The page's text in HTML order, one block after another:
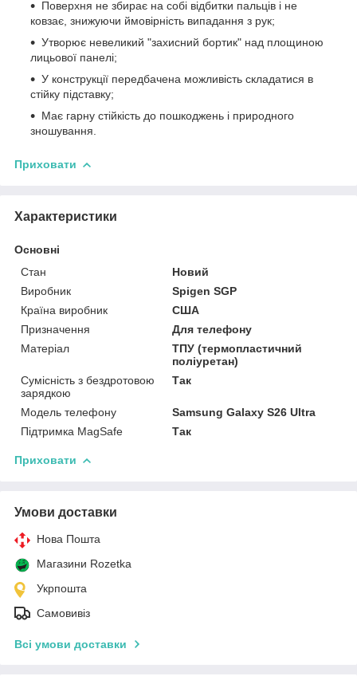
Поверхня не збирає на собі відбитки пальців і не
ковзає, знижуючи ймовірність випадання з рук;
Утворює невеликий "захисний бортик" над площиною
лицьової панелі;
У конструкції передбачена можливість складатися в
стійку підставку;
Має гарну стійкість до пошкоджень і природного
зношування.
Приховати
Характеристики
Основні
Стан
Новий
Виробник
Spigen SGP
Країна виробник
США
Призначення
Для телефону
Матеріал
ТПУ (термопластичний
поліуретан)
Сумісність з бездротовою
зарядкою
Так
Модель телефону
Samsung Galaxy S26 Ultra
Підтримка MagSafe
Так
Приховати
Умови доставки
Нова Пошта
Магазини Rozetka
Укрпошта
Самовивіз
Всі умови доставки